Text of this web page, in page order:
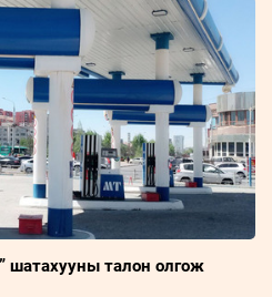
шатахууны талон олгож